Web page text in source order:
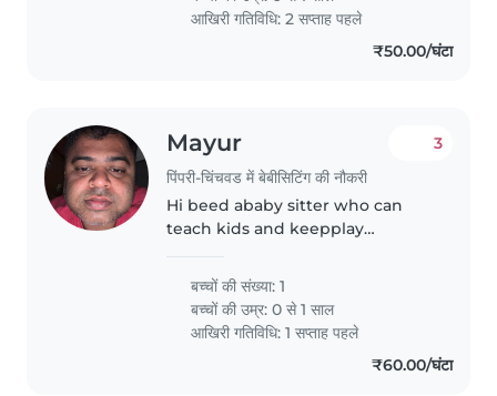
cooking, and homework help in
आखिरी गतिविधि: 2 सप्ताह पहले
₹50.00/घंटा
Mayur
पिंपरी-चिंचवड में बेबीसिटिंग की नौकरी
3
Hi beed ababy sitter who can
teach kids and keepplay
बच्चों की संख्या: 1
बच्चों की उम्र:0 से 1 साल
आखिरी गतिविधि: 1 सप्ताह पहले
₹60.00/घंटा